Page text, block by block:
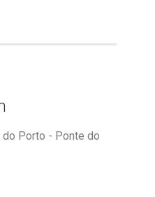
Porto - Ponte do